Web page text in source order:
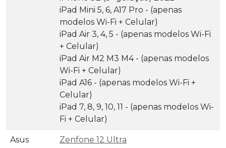
iPad Mini 5, 6, A17 Pro - (apenas
modelos Wi-Fi + Celular)
iPad Air 3, 4, 5 - (apenas modelos Wi-Fi
+ Celular)
iPad Air M2 M3 M4 - (apenas modelos
Wi-Fi + Celular)
iPad A16 - (apenas modelos Wi-Fi +
Celular)
iPad 7, 8, 9, 10, 11 - (apenas modelos Wi-
Fi + Celular)
Asus Zenfone 12 Ultra